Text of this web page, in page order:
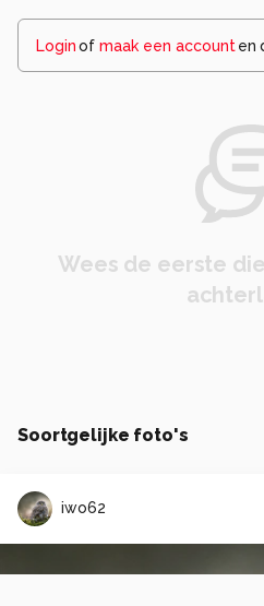
Loginof maak een account en
Wees de eerste
Soortgelijke foto's
iwo62